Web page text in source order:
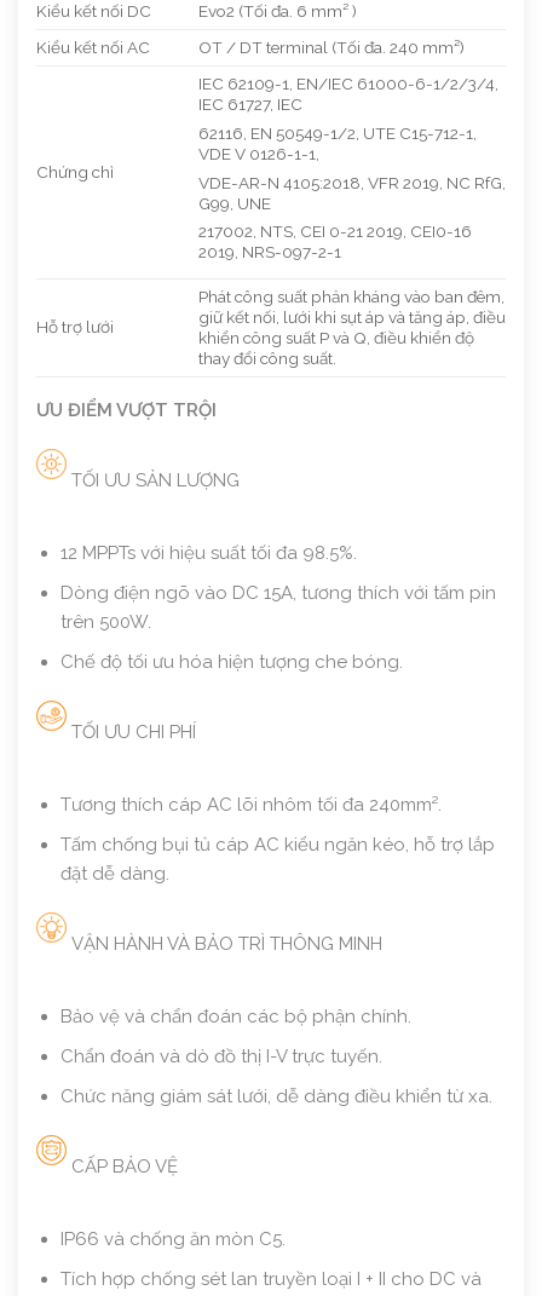
Kiểu kết nối DC
Evo2 (Tối đa. 6 mm² )
Kiểu kết nối AC
OT / DT terminal (Tối đa. 240 mm²)
Chứng chỉ
IEC 62109-1, EN/IEC 61000-6-1/2/3/4,
IEC 61727, IEC
62116, EN 50549-1/2, UTE C15-712-1,
VDE V 0126-1-1,
VDE-AR-N 4105:2018, VFR 2019, NC RfG,
G99, UNE
217002, NTS, CEI 0-21 2019, CEI0-16
2019, NRS-097-2-1
Hỗ trợ lưới
Phát công suất phản kháng vào ban đêm,
giữ kết nối, lưới khi sụt áp và tăng áp, điều
khiển công suất P và Q, điều khiển độ
thay đổi công suất.
ƯU ĐIỂM VƯỢT TRỘI
TỐI ƯU SẢN LƯỢNG
12 MPPTs với hiệu suất tối đa 98.5%.
Dòng điện ngõ vào DC 15A, tương thích với tấm pin
trên 500W.
Chế độ tối ưu hóa hiện tượng che bóng.
TỐI ƯU CHI PHÍ
Tương thích cáp AC lõi nhôm tối đa 240mm².
Tấm chống bụi tủ cáp AC kiểu ngăn kéo, hỗ trợ lắp
đặt dễ dàng.
VẬN HÀNH VÀ BẢO TRÌ THÔNG MINH
Bảo vệ và chẩn đoán các bộ phận chính.
Chẩn đoán và dò đồ thị I-V trực tuyến.
Chức năng giám sát lưới, dễ dàng điều khiển từ xa.
CẤP BẢO VỆ
IP66 và chống ăn mòn C5.
Tích hợp chống sét lan truyền loại I + II cho DC và